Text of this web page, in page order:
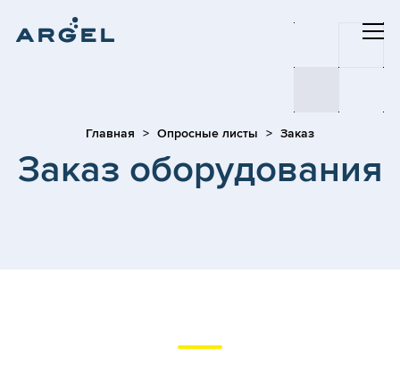
Главная Опросные листы Заказ
Заказ оборудования